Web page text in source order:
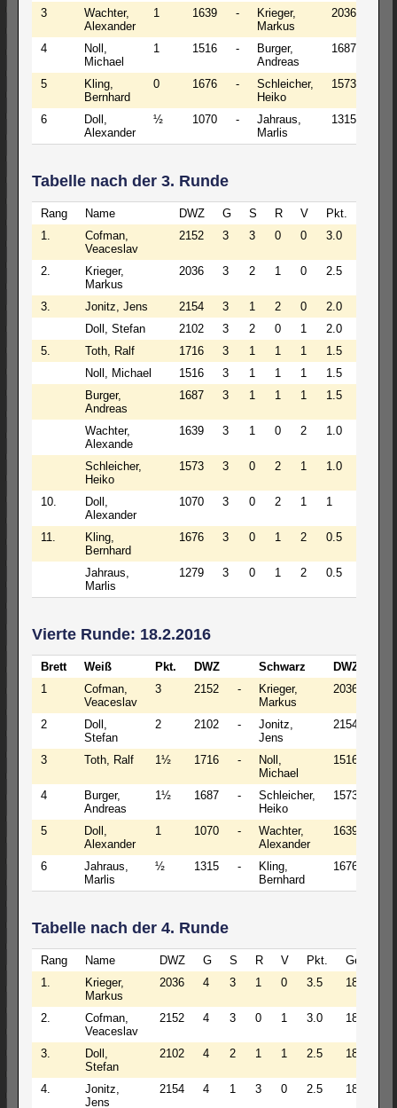
3
Wachter,
Alexander
1 1639 -
Krieger,
Markus
2036
4
Noll,
Michael
1 1516 -
Burger,
Andreas
1687
5
Kling,
Bernhard
0 1676 -
Schleicher,
Heiko
1573
6
Doll,
Alexander
½ 1070 -
Jahraus,
Marlis
1315
Tabelle nach der 3. Runde
Rang Name DWZ G S R V
Pkt.
1.
Cofman,
Veaceslav
2152 3 3 0 0 3.0
2.
Krieger,
Markus
2036 3 2 1 0 2.5
3. Jonitz, Jens 2154 3 1 2 0
2.0
Doll, Stefan
2102 3 2 0 1
2.0
5.
Toth, Ralf 1716 3 1 1 1
1.5
Noll, Michael
1516 3 1 1 1
1.5
Burger,
Andreas
1687 3 1 1 1 1.5
Wachter,
Alexande
1639 3 1 0 2 1.0
Schleicher,
Heiko
1573 3 0 2 1 1.0
10.
Doll,
Alexander
1070 3 0 2 1 1
11.
Kling,
Bernhard
1676 3 0 1 2 0.5
Jahraus,
Marlis
1279 3 0 1 2 0.5
Vierte Runde: 18.2.2016
Brett Weiß Pkt. DWZ Schwarz DWZ
1
Cofman,
Veaceslav
3 2152 -
Krieger,
Markus
2036
2
Doll,
Stefan
2 2102 -
Jonitz,
Jens
2154
3 Toth, Ralf 1½ 1716 -
Noll,
Michael
1516
4
Burger,
Andreas
1½ 1687 -
Schleicher,
Heiko
1573
5
Doll,
Alexander
1 1070 -
Wachter,
Alexander
1639
6
Jahraus,
Marlis
½ 1315 -
Kling,
Bernhard
1676
Tabelle nach der 4. Runde
Rang Name DWZ G S R V Pkt.
GegW.
1.
Krieger,
Markus
2036 4 3 1 0 3.5 1865
2.
Cofman,
Veaceslav
2152 4 3 0 1 3.0 1873
3.
Doll,
Stefan
2102 4 2 1 1 2.5 1892
4.
Jonitz,
Jens
2154 4 1 3 0 2.5 1883